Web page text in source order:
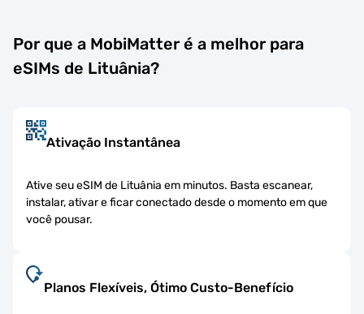
Por que a MobiMatter é a melhor para
eSIMs de Lituânia?
Ativação Instantânea
Ative seu eSIM de Lituânia em minutos. Basta escanear,
instalar, ativar e ficar conectado desde o momento em que
você pousar.
Planos Flexíveis, Ótimo Custo-Benefício